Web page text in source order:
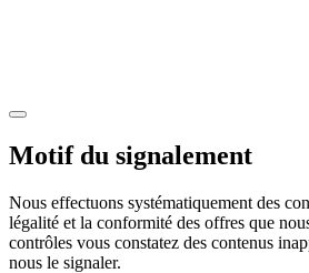
Motif du signalement
Nous effectuons systématiquement des
légalité et la conformité des offres que
contrôles vous constatez des contenus
nous le signaler.